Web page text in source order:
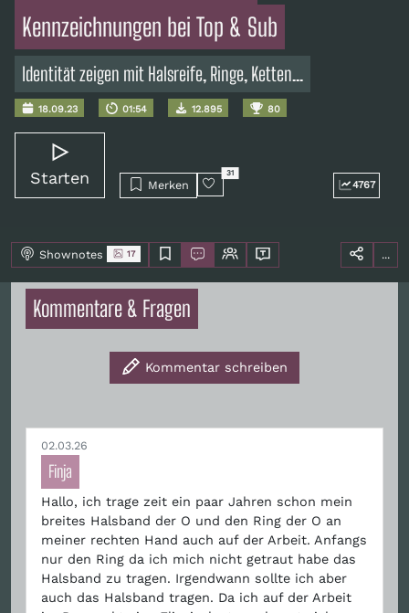
Kennzeichnungen bei Top & Sub
Identität zeigen mit Halsreife, Ringe, Ketten...
18.09.23 01:54 12.895 80
Starten Merken
31
4767
Shownotes 17 ...
Kommentare & Fragen
Kommentar schreiben
02.03.26
Finja
Hallo, ich trage zeit ein paar Jahren schon mein
breites Halsband der O und den Ring der O an
meiner rechten Hand auch auf der Arbeit. Anfangs
nur den Ring da ich mich nicht getraut habe das
Halsband zu tragen. Irgendwann sollte ich aber
auch das Halsband tragen. Da ich auf der Arbeit